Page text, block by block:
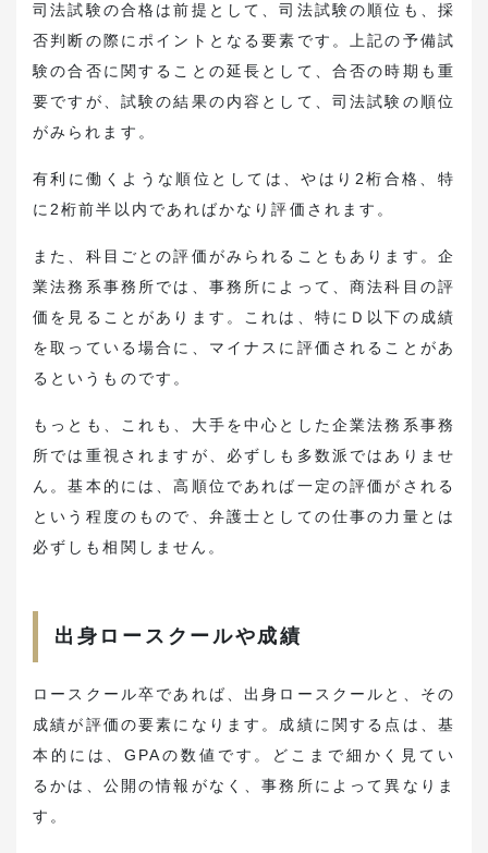
司法試験の合格は前提として、司法試験の順位も、採
否判断の際にポイントとなる要素です。上記の予備試
験の合否に関することの延長として、合否の時期も重
要ですが、試験の結果の内容として、司法試験の順位
がみられます。
有利に働くような順位としては、やはり2桁合格、特
に2桁前半以内であればかなり評価されます。
また、科目ごとの評価がみられることもあります。企
業法務系事務所では、事務所によって、商法科目の評
価を見ることがあります。これは、特にＤ以下の成績
を取っている場合に、マイナスに評価されることがあ
るというものです。
もっとも、これも、大手を中心とした企業法務系事務
所では重視されますが、必ずしも多数派ではありませ
ん。基本的には、高順位であれば一定の評価がされる
という程度のもので、弁護士としての仕事の力量とは
必ずしも相関しません。
出身ロースクールや成績
ロースクール卒であれば、出身ロースクールと、その
成績が評価の要素になります。成績に関する点は、基
本的には、GPAの数値です。どこまで細かく見てい
るかは、公開の情報がなく、事務所によって異なりま
す。